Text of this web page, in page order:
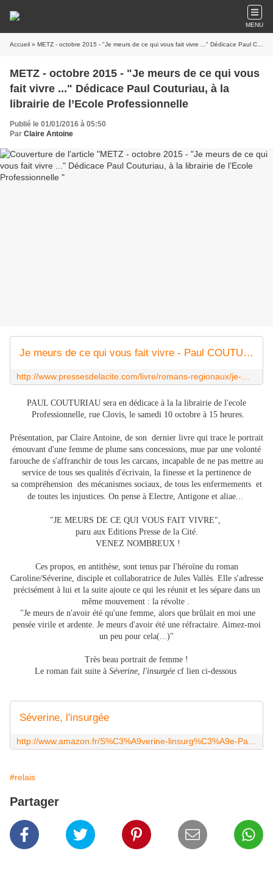
MENU
Accueil » METZ - octobre 2015 - "Je meurs de ce qui vous fait vivre ..." Dédicace Paul Couturiau, à la librairie de l’Ecole Professionnelle
METZ - octobre 2015 - "Je meurs de ce qui vous
fait vivre ..." Dédicace Paul Couturiau, à la
librairie de l’Ecole Professionnelle
Publié le 01/01/2016 à 05:50
Par Claire Antoine
Je meurs de ce qui vous fait vivre - Paul COUTURIAU - Romans régionaux
PAUL COUTURIAU sera en dédicace à la la librairie de l'ecole
Professionnelle, rue Clovis, le samedi 10 octobre à 15 heures.
Présentation, par Claire Antoine, de son dernier livre qui trace le portrait
émouvant d'une femme de plume sans concessions, mue par une volonté
farouche de s'affranchir de tous les carcans, incapable de ne pas mettre au
service de tous ses qualités d'écrivain, la finesse et la pertinence de
sa compréhension des mécanismes sociaux, de tous les enfermements et
de toutes les injustices. On pense à Electre, Antigone et aliae...
"JE MEURS DE CE QUI VOUS FAIT VIVRE",
paru aux Editions Presse de la Cité.
VENEZ NOMBREUX !
Ces propos, en antithèse, sont tenus par l'héroïne du roman
Caroline/Séverine, disciple et collaboratrice de Jules Vallès. Elle s'adresse
précisément à lui et la suite ajoute ce qui les réunit et les sépare dans un
même mouvement : la révolte .
"Je meurs de n'avoir été qu'une femme, alors que brûlait en moi une
pensée virile et ardente. Je meurs d'avoir été une réfractaire. Aimez-moi
un peu pour cela(...)"
Très beau portrait de femme !
Le roman fait suite à Séverine, l'insurgéecf lien ci-dessous
Séverine, l'insurgée
#relais
Partager